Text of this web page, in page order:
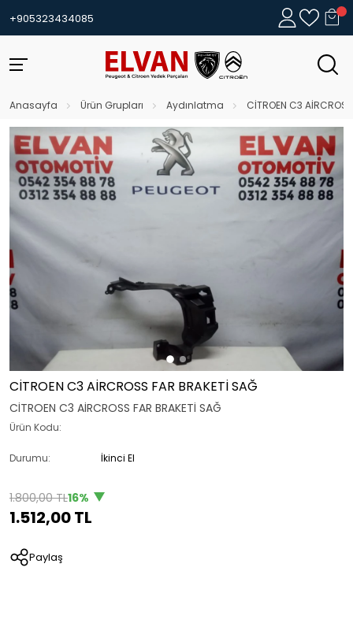
+905323434085
Anasayfa Ürün Grupları Aydınlatma CİTROEN C3
CİTROEN C3 AİRCROSS FAR BRAKETİ SAĞ
CİTROEN C3 AİRCROSS FAR BRAKETİ SAĞ
Ürün Kodu:
Durumu: İkinci El
1.800,00 TL16%
1.512,00 TL
Paylaş